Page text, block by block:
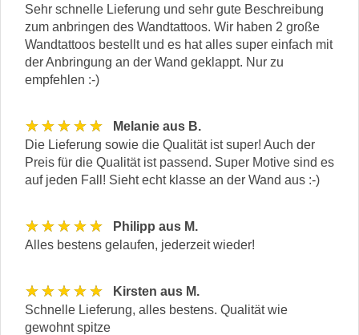
Sehr schnelle Lieferung und sehr gute Beschreibung
zum anbringen des Wandtattoos. Wir haben 2 große
Wandtattoos bestellt und es hat alles super einfach mit
der Anbringung an der Wand geklappt. Nur zu
empfehlen :-)
★★★★★
Melanie aus B.
Die Lieferung sowie die Qualität ist super! Auch der
Preis für die Qualität ist passend. Super Motive sind es
auf jeden Fall! Sieht echt klasse an der Wand aus :-)
★★★★★
Philipp aus M.
Alles bestens gelaufen, jederzeit wieder!
★★★★★
Kirsten aus M.
Schnelle Lieferung, alles bestens. Qualität wie
gewohnt spitze